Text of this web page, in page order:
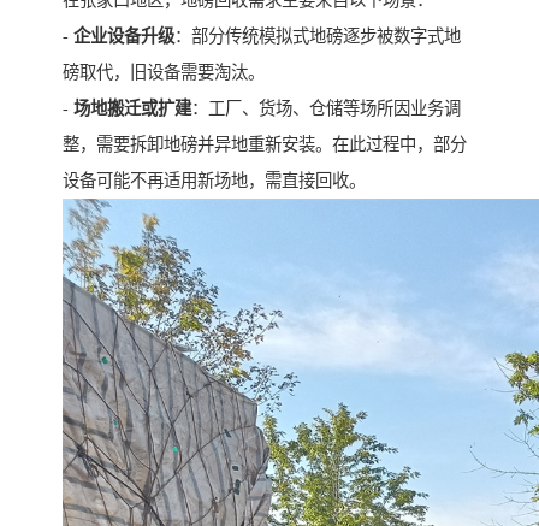
- 企业设备升级：部分传统模拟式地磅逐步被数字式地
磅取代，旧设备需要淘汰。
- 场地搬迁或扩建：工厂、货场、仓储等场所因业务调
整，需要拆卸地磅并异地重新安装。在此过程中，部分
设备可能不再适用新场地，需直接回收。